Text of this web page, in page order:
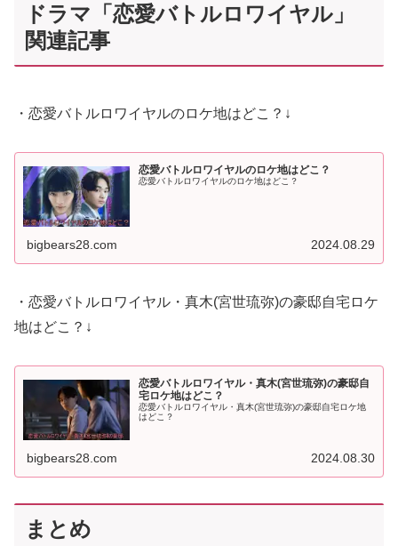
ドラマ「恋愛バトルロワイヤル」
関連記事
・恋愛バトルロワイヤルのロケ地はどこ？↓
恋愛バトルロワイヤルのロケ地はどこ？
恋愛バトルロワイヤルのロケ地はどこ？
bigbears28.com 2024.08.29
・恋愛バトルロワイヤル・真木(宮世琉弥)の豪邸自宅ロケ
地はどこ？↓
恋愛バトルロワイヤル・真木(宮世琉弥)の豪邸自
宅ロケ地はどこ？
恋愛バトルロワイヤル・真木(宮世琉弥)の豪邸自宅ロケ地
はどこ？
bigbears28.com 2024.08.30
まとめ